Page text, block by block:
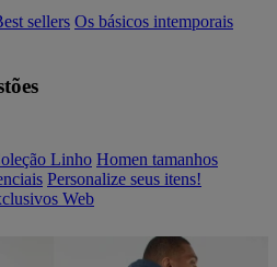
sellers Os básicos intemporais
Linho Homen tamanhos
Personalize seus itens!
Web